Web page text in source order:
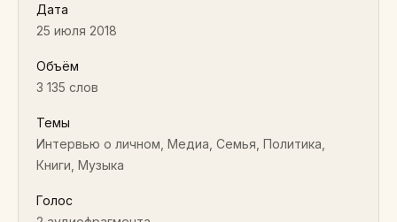
Дата
25 июля 2018
Объём
3 135 слов
Темы
Интервью о личном, Медиа, Семья, Политика,
Книги, Музыка
Голос